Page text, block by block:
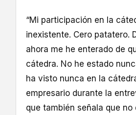
“Mi participación en la
inexistente. Cero patatero.
ahora me he enterado de
cátedra. No he estado
ha visto nunca en la
empresario durante la
que también señala que no